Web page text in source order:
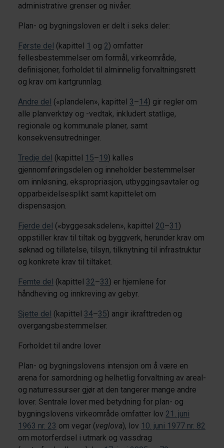
administrative grenser og nivåer.
Plan- og bygningsloven er delt i seks deler:
Første del (kapittel 1 og 2) omfatter
fellesbestemmelser om formål, virkeområde,
definisjoner, forholdet til alminnelig forvaltningsrett
og krav om kartgrunnlag.
Andre del («plandelen», kapittel 3–14) gir regler om
alle planverktøy og -vedtak, inkludert statlige,
regionale og kommunale planer, samt
konsekvensutredninger.
Tredje del (kapittel 15–19) kalles
gjennomføringsdelen og inneholder bestemmelser
om innløsning, ekspropriasjon, utbyggingsavtaler og
opparbeidelsesplikt samt kapittelet om
dispensasjon.
Fjerde del («byggesaksdelen», kapittel 20–31)
oppstiller krav til tiltak og byggverk, herunder krav om
søknad og tillatelse, tilsyn, tilknytning til infrastruktur
og konkrete krav til tiltaket.
Femte del (kapittel 32–33) er hjemlene for
håndheving og innkreving av gebyr.
Sjette del (kapittel 34–35) angir ikrafttreden og
overgangsbestemmelser.
Forholdet til andre lover
Plan- og bygningslovens intensjon om å være en
arena for samordning og helhetlig forvaltning av areal-
og naturressurser gjør at den tangerer mange andre
lover. Sentrale lover med betydning for plan- og
bygningslovens virkeområde omfatter lov 21. juni
1963 nr. 23 om vegar (veglova), lov 10. juni 1977 nr. 82
om motorferdsel i utmark og vassdrag